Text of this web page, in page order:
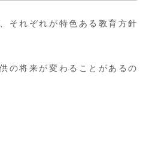
それぞれが特色ある教育方針
の将来が変わることがあるの